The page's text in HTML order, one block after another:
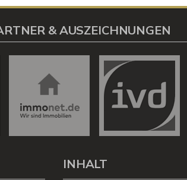
& AUSZEICHNUNGEN
INHALT